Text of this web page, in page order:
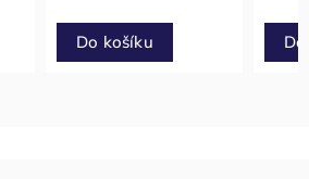
Do košíku